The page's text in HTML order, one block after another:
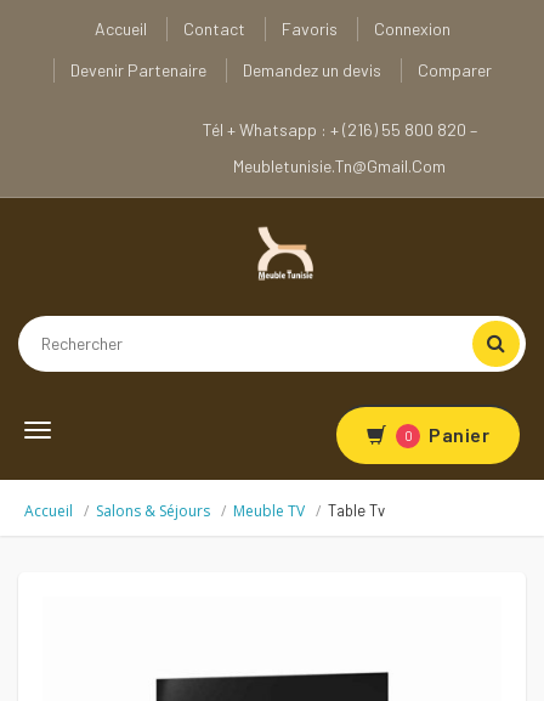
Accueil Contact Favoris
Connexion
Devenir Partenaire
Demandez un devis Comparer
Tél + Whatsapp : + (216) 55 800 820 –
Meubletunisie.tn@gmail.com
Toggle
0 Panier
Accueil Salons & Séjours Meuble TV Table Tv